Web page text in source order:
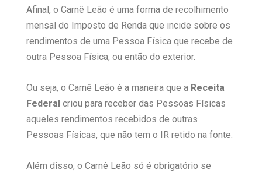
Afinal, o Carnê Leão é uma forma de recolhimento
mensal do Imposto de Renda que incide sobre os
rendimentos de uma Pessoa Física que recebe de
outra Pessoa Física, ou então do exterior.
Ou seja, o Carnê Leão é a maneira que a Receita
Federal criou para receber das Pessoas Físicas
aqueles rendimentos recebidos de outras
Pessoas Físicas, que não tem o IR retido na fonte.
Além disso, o Carnê Leão só é obrigatório se